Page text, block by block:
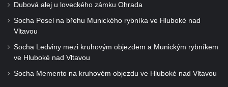
Dubová alej u loveckého zámku Ohrada
Socha Posel na břehu Munického rybníka ve Hluboké nad
Vltavou
Socha Ledviny mezi kruhovým objezdem a Munickým rybníkem
ve Hluboké nad Vltavou
Socha Memento na kruhovém objezdu ve Hluboké nad Vltavou